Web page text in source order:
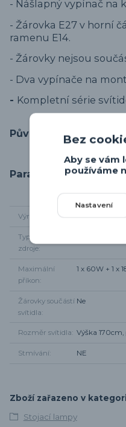
- Nášlapný vypínač na
- Žárovka E27 v horní
ramenu E14.
- Žárovky nejsou
- Dva vypínače na
- Kompletní série
Původ zboží
Parametry
Výrobce
Typ světelného
zdroje
Maximální
příkon
1 x 60W + 1 x
Žárovky součástí
svítidla
Ne
Rozměr svítidla Výška
Stmívání NE
Zboží zařazeno v
Stojací lampy
Bez
Aby se vám
používáme
Nastavení